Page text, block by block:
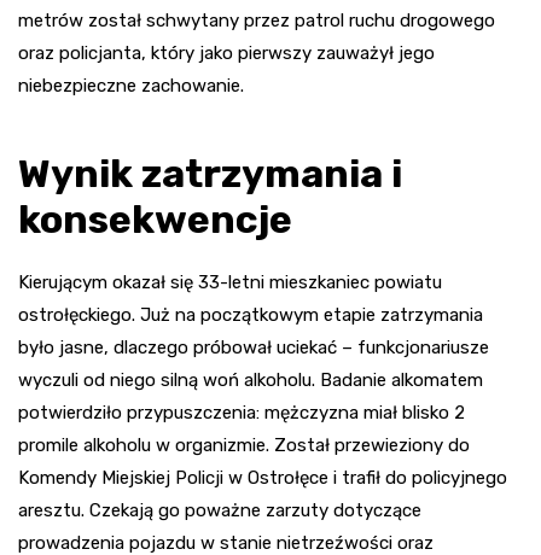
metrów został schwytany przez patrol ruchu drogowego
oraz policjanta, który jako pierwszy zauważył jego
niebezpieczne zachowanie.
Wynik zatrzymania i
konsekwencje
Kierującym okazał się 33-letni mieszkaniec powiatu
ostrołęckiego. Już na początkowym etapie zatrzymania
było jasne, dlaczego próbował uciekać – funkcjonariusze
wyczuli od niego silną woń alkoholu. Badanie alkomatem
potwierdziło przypuszczenia: mężczyzna miał blisko 2
promile alkoholu w organizmie. Został przewieziony do
Komendy Miejskiej Policji w Ostrołęce i trafił do policyjnego
aresztu. Czekają go poważne zarzuty dotyczące
prowadzenia pojazdu w stanie nietrzeźwości oraz